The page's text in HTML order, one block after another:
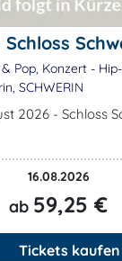
Pop, Konzert -
SCHWERIN
2026 - Schloss
16.08.2026
ab 59,25 €
Tickets kaufen